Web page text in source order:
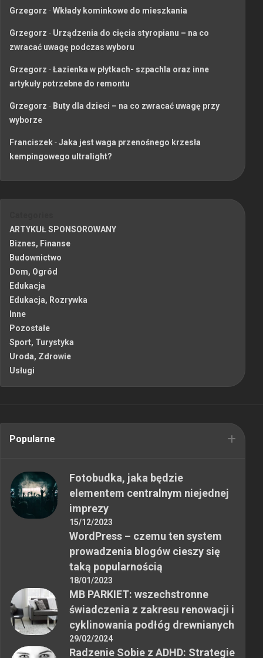
Grzegorz -Wkłady kominkowe do mieszkania
Grzegorz - Urządzenia do cięcia styropianu – na co
zwracać uwagę podczas wyboru
Grzegorz -Łazienka w płytkach- szpachla oraz inne
artykuły potrzebne do remontu
Grzegorz - Buty dla dzieci – na co zwracać uwagę przy
wyborze
Franciszek-Jaka jest waga przenośnego krzesła
kempingowego ultralight?
ARTYKUŁ SPONSOROWANY
Biznes, Finanse
Budownictwo
Dom, Ogród
Edukacja
Edukacja, Rozrywka
Inne
Pozostałe
Sport, Turystyka
Uroda, Zdrowie
Usługi
Popularne
Fotobudka, jaka będzie
elementem centralnym niejednej
imprezy
15/12/2023
WordPress – czemu ten system
prowadzenia blogów cieszy się
taką popularnością
18/01/2023
MB PARKIET: wszechstronne
świadczenia z zakresu renowacji i
cyklinowania podłóg drewnianych
29/02/2024
Radzenie Sobie z ADHD: Strategie